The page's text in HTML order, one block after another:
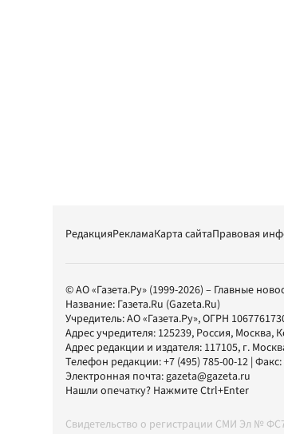
РедакцияРекламаКарта сайтаПравовая
© АО «Газета.Ру» (1999-2026) – Главные
Название: Газета.Ru (Gazeta.Ru)
Учредитель:АО «Газета.Ру», ОГРН
Адрес учредителя: 125239, Россия, Москва,
Адрес редакции и издателя: 117105, г.
Телефон редакции:+7 (495) 785-00-12 | Факс:
Электронная почта:gazeta@gazeta.ru
Нашли опечатку? Нажмите Ctrl+Enter
Свидетельство о регистрации СМИ Эл №